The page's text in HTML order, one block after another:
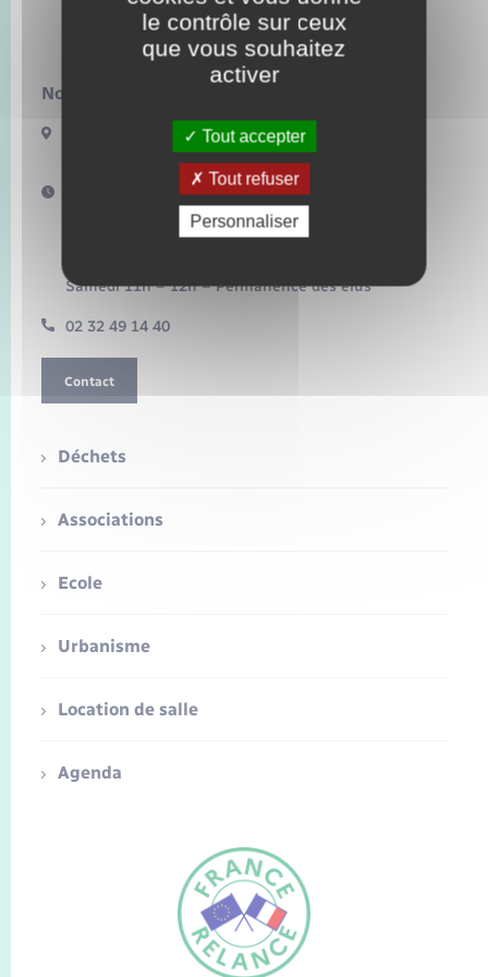
FR
Voirie et espace public
Bacqueville
Nous contacter :
17 Bis Route de Bonnemare
27440 BACQUEVILLE
Horaires d'ouverture :
Mardi 16h – 18h30
Mercredi 10h – 12h
Samedi 11h – 12h – Permanence des élus
02 32 49 14 40
Contact
Déchets
Associations
Ecole
Urbanisme
Location de salle
Agenda
le contrôle sur ceux
que vous souhaitez
activer
Tout accepter
Tout refuser
Personnaliser